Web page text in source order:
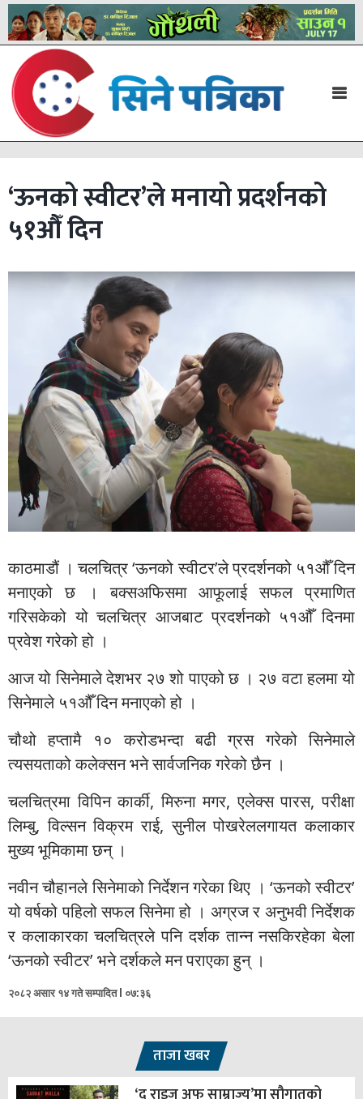
‘ऊनको स्वीटर’ले मनायो प्रदर्शनको
५१औँ दिन
काठमाडौं । चलचित्र ‘ऊनको स्वीटर’ले प्रदर्शनको ५१औँ दिन
मनाएको छ । बक्सअफिसमा आफूलाई सफल प्रमाणित
गरिसकेको यो चलचित्र आजबाट प्रदर्शनको ५१औँ दिनमा
प्रवेश गरेको हो ।
आज यो सिनेमाले देशभर २७ शो पाएको छ । २७ वटा हलमा यो
सिनेमाले ५१औँ दिन मनाएको हो ।
चौथो हप्तामै १० करोडभन्दा बढी ग्रस गरेको सिनेमाले
त्यसयताको कलेक्सन भने सार्वजनिक गरेको छैन ।
चलचित्रमा विपिन कार्की, मिरुना मगर, एलेक्स पारस, परीक्षा
लिम्बु, विल्सन विक्रम राई, सुनील पोखरेललगायत कलाकार
मुख्य भूमिकामा छन् ।
नवीन चौहानले सिनेमाको निर्देशन गरेका थिए । ‘ऊनको स्वीटर’
यो वर्षको पहिलो सफल सिनेमा हो । अग्रज र अनुभवी निर्देशक
र कलाकारका चलचित्रले पनि दर्शक तान्न नसकिरहेका बेला
‘ऊनको स्वीटर’ भने दर्शकले मन पराएका हुन् ।
२०८२ असार १४ गते सम्पादित l ०७:३६
ताजा खबर